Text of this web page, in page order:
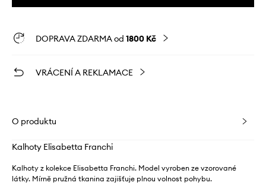
DOPRAVA ZDARMA od 1800 Kč
VRÁCENÍ A REKLAMACE
O produktu
Kalhoty Elisabetta Franchi
Kalhoty z kolekce Elisabetta Franchi. Model vyroben ze vzorované
látky. Mírně pružná tkanina zajišťuje plnou volnost pohybu.